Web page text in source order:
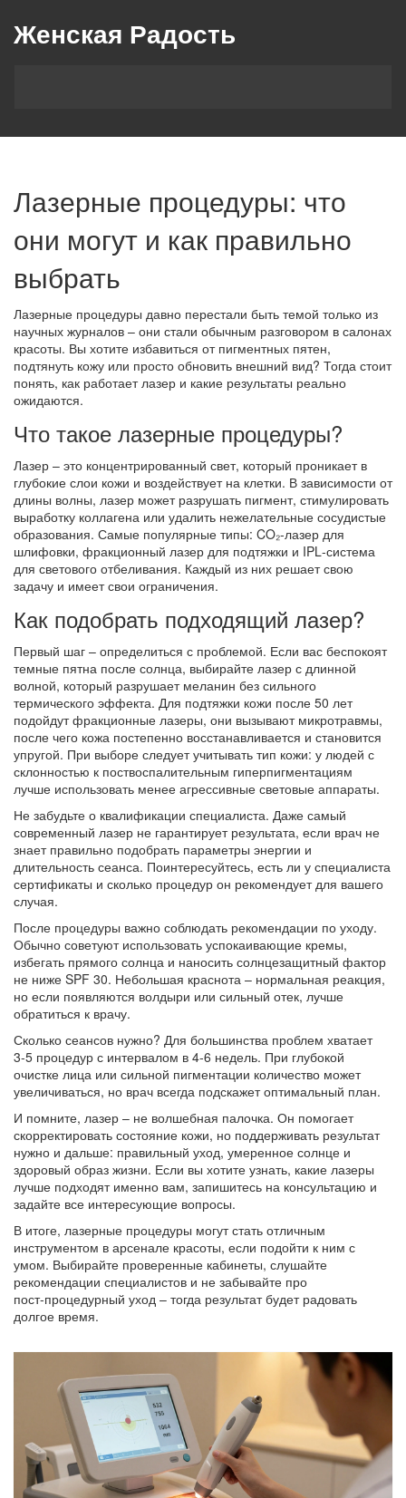
Женская Радость
Лазерные процедуры: что
они могут и как правильно
выбрать
Лазерные процедуры давно перестали быть темой только из
научных журналов – они стали обычным разговором в салонах
красоты. Вы хотите избавиться от пигментных пятен,
подтянуть кожу или просто обновить внешний вид? Тогда стоит
понять, как работает лазер и какие результаты реально
ожидаются.
Что такое лазерные процедуры?
Лазер – это концентрированный свет, который проникает в
глубокие слои кожи и воздействует на клетки. В зависимости от
длины волны, лазер может разрушать пигмент, стимулировать
выработку коллагена или удалить нежелательные сосудистые
образования. Самые популярные типы: CO₂‑лазер для
шлифовки, фракционный лазер для подтяжки и IPL‑система
для светового отбеливания. Каждый из них решает свою
задачу и имеет свои ограничения.
Как подобрать подходящий лазер?
Первый шаг – определиться с проблемой. Если вас беспокоят
темные пятна после солнца, выбирайте лазер с длинной
волной, который разрушает меланин без сильного
термического эффекта. Для подтяжки кожи после 50 лет
подойдут фракционные лазеры, они вызывают микротравмы,
после чего кожа постепенно восстанавливается и становится
упругой. При выборе следует учитывать тип кожи: у людей с
склонностью к поствоспалительным гиперпигментациям
лучше использовать менее агрессивные световые аппараты.
Не забудьте о квалификации специалиста. Даже самый
современный лазер не гарантирует результата, если врач не
знает правильно подобрать параметры энергии и
длительность сеанса. Поинтересуйтесь, есть ли у специалиста
сертификаты и сколько процедур он рекомендует для вашего
случая.
После процедуры важно соблюдать рекомендации по уходу.
Обычно советуют использовать успокаивающие кремы,
избегать прямого солнца и наносить солнцезащитный фактор
не ниже SPF 30. Небольшая краснота – нормальная реакция,
но если появляются волдыри или сильный отек, лучше
обратиться к врачу.
Сколько сеансов нужно? Для большинства проблем хватает
3‑5 процедур с интервалом в 4‑6 недель. При глубокой
очистке лица или сильной пигментации количество может
увеличиваться, но врач всегда подскажет оптимальный план.
И помните, лазер – не волшебная палочка. Он помогает
скорректировать состояние кожи, но поддерживать результат
нужно и дальше: правильный уход, умеренное солнце и
здоровый образ жизни. Если вы хотите узнать, какие лазеры
лучше подходят именно вам, запишитесь на консультацию и
задайте все интересующие вопросы.
В итоге, лазерные процедуры могут стать отличным
инструментом в арсенале красоты, если подойти к ним с
умом. Выбирайте проверенные кабинеты, слушайте
рекомендации специалистов и не забывайте про
пост‑процедурный уход – тогда результат будет радовать
долгое время.